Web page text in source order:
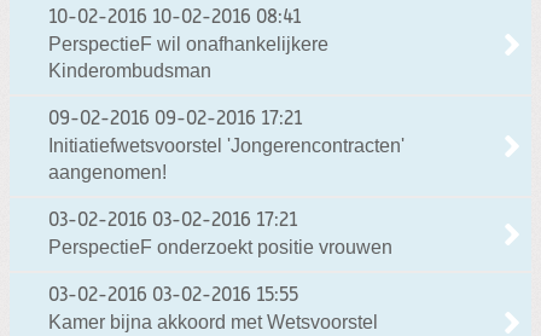
10-02-2016 10-02-2016 08:41
PerspectieF wil onafhankelijkere
Kinderombudsman
09-02-2016 09-02-2016 17:21
Initiatiefwetsvoorstel 'Jongerencontracten'
aangenomen!
03-02-2016 03-02-2016 17:21
PerspectieF onderzoekt positie vrouwen
03-02-2016 03-02-2016 15:55
Kamer bijna akkoord met Wetsvoorstel